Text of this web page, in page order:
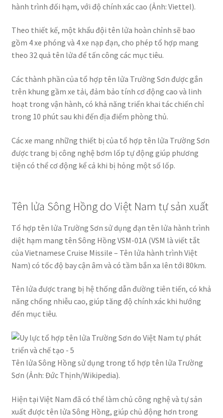
hành trình đối hạm, với độ chính xác cao (Ảnh: Viettel).
Theo thiết kế, một khẩu đội tên lửa hoàn chỉnh sẽ bao
gồm 4 xe phóng và 4 xe nạp đạn, cho phép tổ hợp mang
theo 32 quả tên lửa để tấn công các mục tiêu.
Các thành phần của tổ hợp tên lửa Trường Sơn được gắn
trên khung gầm xe tải, đảm bảo tính cơ động cao và linh
hoạt trong vận hành, có khả năng triển khai tác chiến chỉ
trong 10 phút sau khi đến địa điểm phòng thủ.
Các xe mang những thiết bị của tổ hợp tên lửa Trường Sơn
được trang bị công nghệ bơm lốp tự động giúp phương
tiện có thể cơ động kể cả khi bị hỏng một số lốp.
Tên lửa Sông Hồng do Việt Nam tự sản xuất
Tổ hợp tên lửa Trường Sơn sử dụng đạn tên lửa hành trình
diệt hạm mang tên Sông Hồng VSM-01A (VSM là viết tắt
của Vietnamese Cruise Missile – Tên lửa hành trình Việt
Nam) có tốc độ bay cận âm và có tầm bắn xa lên tới 80km.
Tên lửa được trang bị hệ thống dẫn đường tiên tiến, có khả
năng chống nhiễu cao, giúp tăng độ chính xác khi hướng
đến mục tiêu.
Tên lửa Sông Hồng sử dụng trong tổ hợp tên lửa Trường
Sơn (Ảnh: Đức Thịnh/Wikipedia).
Hiện tại Việt Nam đã có thể làm chủ công nghệ và tự sản
xuất được tên lửa Sông Hồng, giúp chủ động hơn trong